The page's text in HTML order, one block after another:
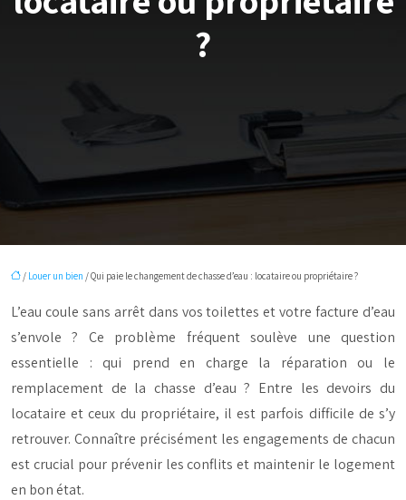
?
/ Louer un bien / Qui paie le changement de chasse d’eau : locataire ou propriétaire ?
L’eau coule sans arrêt dans vos toilettes et votre facture d’eau
s’envole ? Ce problème fréquent soulève une question
essentielle : qui prend en charge la réparation ou le
remplacement de la chasse d’eau ? Entre les devoirs du
locataire et ceux du propriétaire, il est parfois difficile de s’y
retrouver. Connaître précisément les engagements de chacun
est crucial pour prévenir les conflits et maintenir le logement
en bon état.